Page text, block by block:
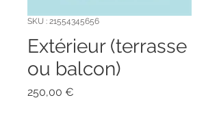
SKU : 21554345656
Extérieur (terrasse
ou balcon)
250,00 €